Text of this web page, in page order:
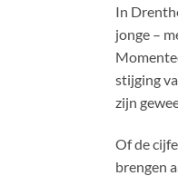
In
jonge –
stijging
zijn
Of de
brengen